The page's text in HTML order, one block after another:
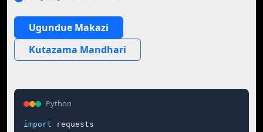
Ugundue Makazi
Kutazama Mandhari
Python
import requests